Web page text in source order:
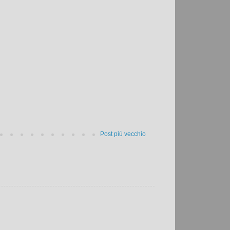
Post più vecchio